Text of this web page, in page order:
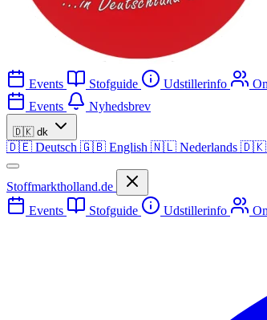
Events Stofguide Udstillerinfo
Events
Nyhedsbrev
🇩🇰 dk
🇩🇪 Deutsch 🇬🇧 English 🇳🇱 Nederlands 🇩🇰
Stoffmarktholland.de
Events
Stofguide Udstillerinfo